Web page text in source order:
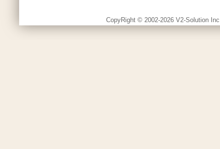
CopyRight © 2002-2026 V2-Solution